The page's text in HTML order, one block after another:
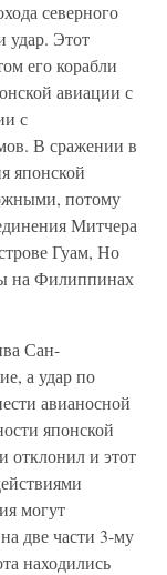
северного
удар. Этот
его корабли
авиации с
с
В сражении в
японской
потому
Митчера
Гуам, Но
на Филиппинах
Сан-
а удар по
авианосной
японской
отклонил и этот
могут
две части 3-му
находились